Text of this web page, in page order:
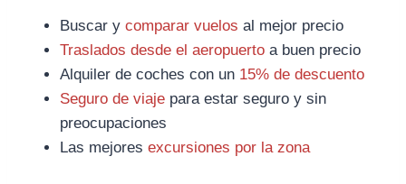
Buscar y comparar vuelos al mejor precio
Traslados desde el aeropuerto a buen precio
Alquiler de coches con un 15% de descuento
Seguro de viaje para estar seguro y sin
preocupaciones
Las mejores excursiones por la zona